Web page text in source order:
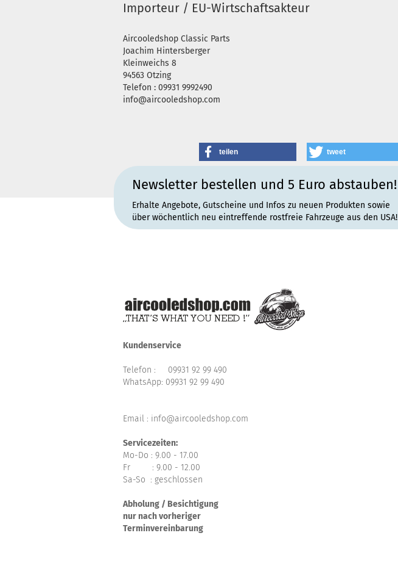
Importeur / EU-Wirtschaftsakteur
Aircooledshop Classic Parts
Joachim Hintersberger
Kleinweichs 8
94563 Otzing
Telefon : 09931 9992490
info@aircooledshop.com
teilen tweet
Newsletter bestellen und 5 Euro abstauben!
Erhalte Angebote, Gutscheine und Infos zu neuen Produkten sowie
über wöchentlich neu eintreffende rostfreie Fahrzeuge aus den USA!
Kundenservice
Telefon : 09931 92 99 490
WhatsApp: 09931 92 99 490
Email : info@aircooledshop.com
Servicezeiten:
Mo-Do : 9.00 - 17.00
Fr : 9.00 - 12.00
Sa-So : geschlossen
Abholung / Besichtigung
nur nach vorheriger
Terminvereinbarung